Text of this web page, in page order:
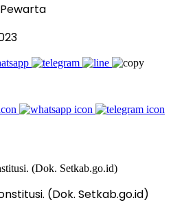
(Dok. Setkab.go.id)